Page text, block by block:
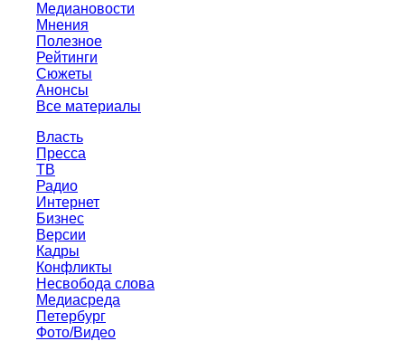
Медиановости
Мнения
Полезное
Рейтинги
Сюжеты
Анонсы
Все материалы
Власть
Пресса
ТВ
Радио
Интернет
Бизнес
Версии
Кадры
Конфликты
Несвобода слова
Медиасреда
Петербург
Фото/Видео